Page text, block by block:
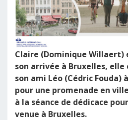
Claire (Dominique Willaert)
son arrivée à Bruxelles,
son ami Léo (Cédric Fouda)
pour une promenade en
à la séance de dédicace
venue à Bruxelles.